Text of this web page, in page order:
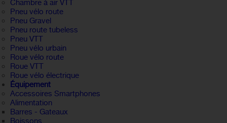
Chambre à air VTT
Pneu vélo route
Pneu Gravel
Pneu route tubeless
Pneu VTT
Pneu vélo urbain
Roue vélo route
Roue VTT
Roue vélo électrique
Équipement
Accessoires Smartphones
Alimentation
Barres - Gateaux
Boissons